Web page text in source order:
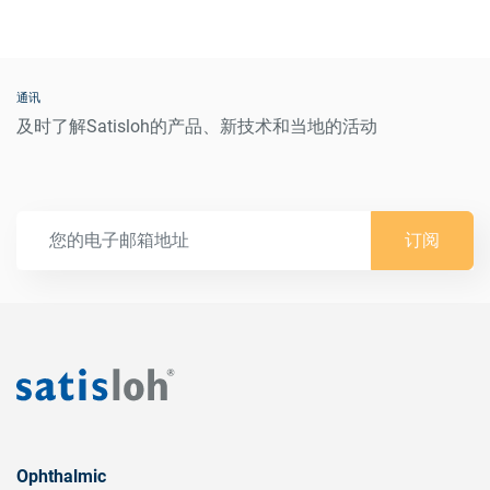
通讯
及时了解Satisloh的产品、新技术和当地的活动
订阅
Ophthalmic